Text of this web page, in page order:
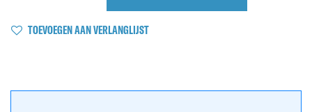
TOEVOEGEN AAN VERLANGLIJST